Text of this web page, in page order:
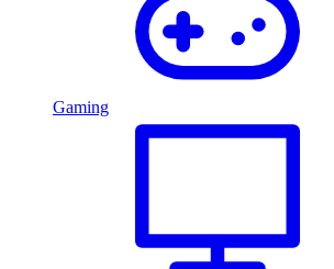
Gaming